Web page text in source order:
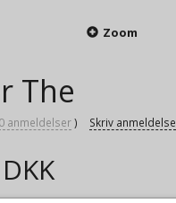
Zoom
The
0 anmeldelser Skriv anmeldelse